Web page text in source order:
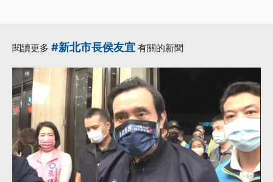
閱讀更多 #新北市長侯友宜 有關的新聞